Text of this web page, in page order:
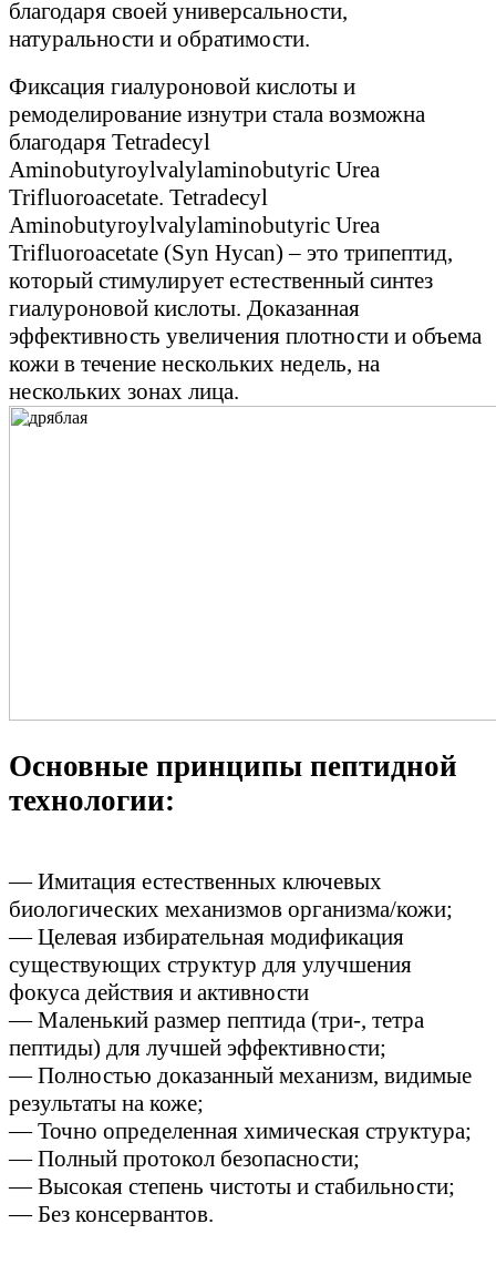
благодаря своей универсальности,
натуральности и обратимости.
Фиксация гиалуроновой кислоты и
ремоделирование изнутри стала возможна
благодаря Tetradecyl
Aminobutyroylvalylaminobutyric Urea
Trifluoroacetate. Tetradecyl
Aminobutyroylvalylaminobutyric Urea
Trifluoroacetate (Syn Hycan) – это трипептид,
который стимулирует естественный синтез
гиалуроновой кислоты. Доказанная
эффективность увеличения плотности и объема
кожи в течение нескольких недель, на
нескольких зонах лица.
Основные принципы пептидной
технологии:
— Имитация естественных ключевых
биологических механизмов организма/кожи;
— Целевая избирательная модификация
существующих структур для улучшения
фокуса действия и активности
— Маленький размер пептида (три-, тетра
пептиды) для лучшей эффективности;
— Полностью доказанный механизм, видимые
результаты на коже;
— Точно определенная химическая структура;
— Полный протокол безопасности;
— Высокая степень чистоты и стабильности;
— Без консервантов.